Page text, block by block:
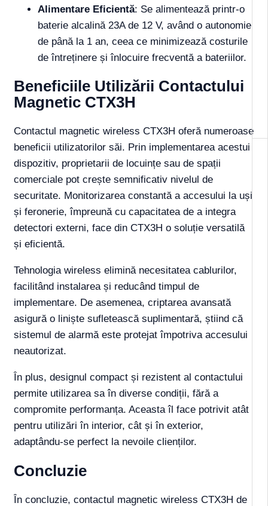
Alimentare Eficientă: Se alimentează printr-o
baterie alcalină 23A de 12 V, având o autonomie
de până la 1 an, ceea ce minimizează costurile
de întreținere și înlocuire frecventă a bateriilor.
Beneficiile Utilizării Contactului
Magnetic CTX3H
Contactul magnetic wireless CTX3H oferă numeroase
beneficii utilizatorilor săi. Prin implementarea acestui
dispozitiv, proprietarii de locuințe sau de spații
comerciale pot crește semnificativ nivelul de
securitate. Monitorizarea constantă a accesului la uși
și feronerie, împreună cu capacitatea de a integra
detectori externi, face din CTX3H o soluție versatilă
și eficientă.
Tehnologia wireless elimină necesitatea cablurilor,
facilitând instalarea și reducând timpul de
implementare. De asemenea, criptarea avansată
asigură o liniște sufletească suplimentară, știind că
sistemul de alarmă este protejat împotriva accesului
neautorizat.
În plus, designul compact și rezistent al contactului
permite utilizarea sa în diverse condiții, fără a
compromite performanța. Aceasta îl face potrivit atât
pentru utilizări în interior, cât și în exterior,
adaptându-se perfect la nevoile clienților.
Concluzie
În concluzie, contactul magnetic wireless CTX3H de